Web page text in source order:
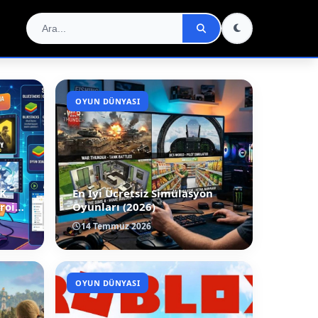
OYUN DÜNYASI
En İyi Ücretsiz Simülasyon
Oyunları (2026)
14 Temmuz 2026
OYUN DÜNYASI